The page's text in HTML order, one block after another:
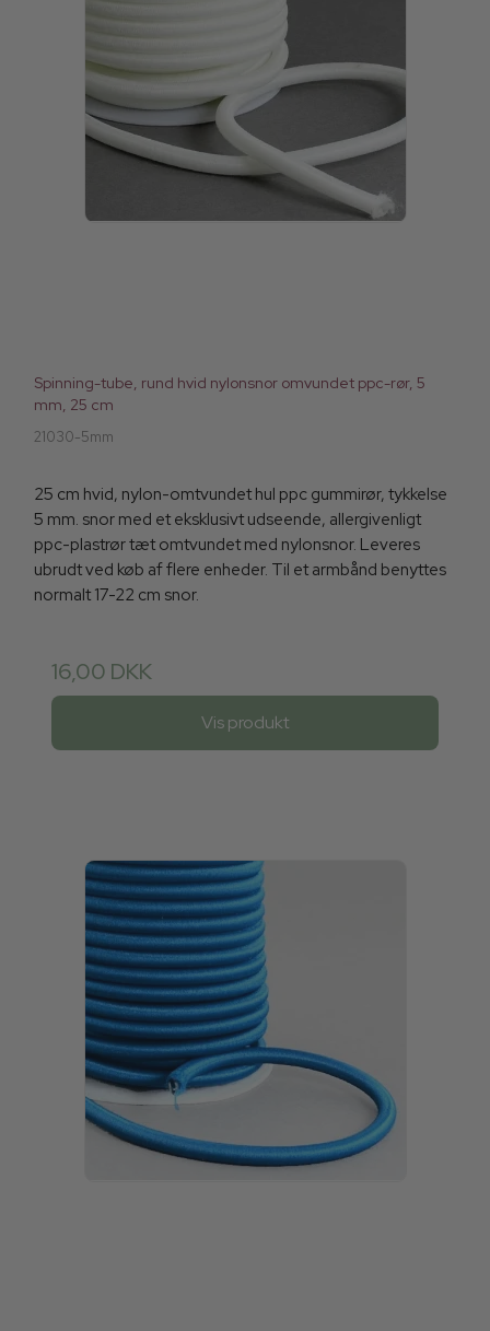
Spinning-tube, rund hvid nylonsnor omvundet ppc-rør, 5
mm, 25 cm
21030-5mm
25 cm hvid, nylon-omtvundet hul ppc gummirør, tykkelse
5 mm. snor med et eksklusivt udseende, allergivenligt
ppc-plastrør tæt omtvundet med nylonsnor. Leveres
ubrudt ved køb af flere enheder. Til et armbånd benyttes
normalt 17-22 cm snor.
16,00 DKK
Vis produkt